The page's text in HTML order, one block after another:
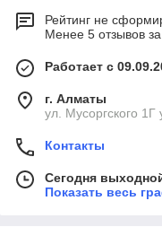
Рейтинг не
Менее 5 отзывов
Работает с
г. Алматы
ул. Мусоргского 1Г
Контакты
Сегодня
Показать весь